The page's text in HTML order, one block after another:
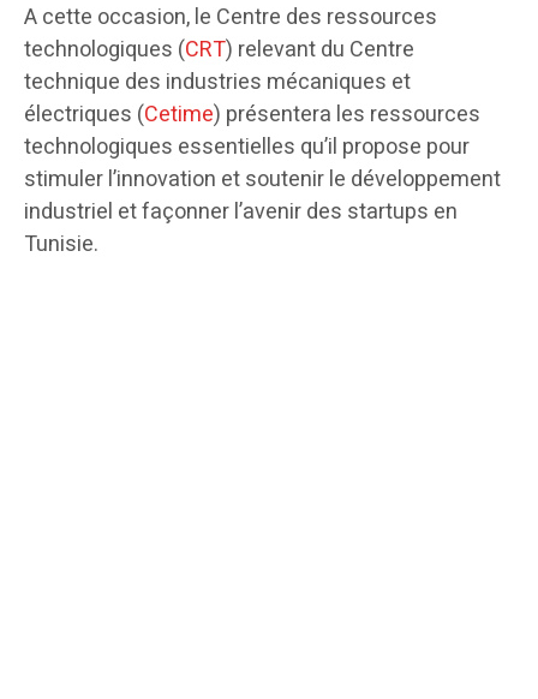
A cette occasion, le Centre des ressources
technologiques (CRT) relevant du Centre
technique des industries mécaniques et
électriques (Cetime) présentera les ressources
technologiques essentielles qu’il propose pour
stimuler l’innovation et soutenir le développement
industriel et façonner l’avenir des startups en
Tunisie.